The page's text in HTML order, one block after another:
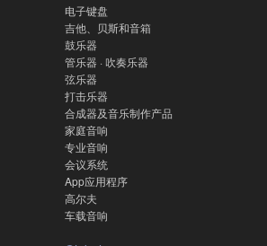
电子键盘
吉他、贝斯和音箱
鼓乐器
管乐器 · 吹奏乐器
弦乐器
打击乐器
合成器及音乐制作产品
家庭音响
专业音响
会议系统
App应用程序
高尔夫
车载音响